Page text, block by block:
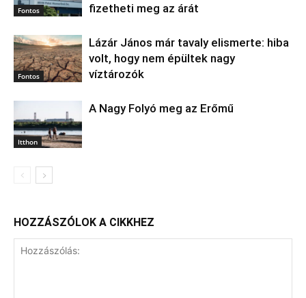
Fontos
fizetheti meg az árát
Fontos
Lázár János már tavaly elismerte: hiba
volt, hogy nem épültek nagy
víztározók
Itthon
A Nagy Folyó meg az Erőmű
HOZZÁSZÓLOK A CIKKHEZ